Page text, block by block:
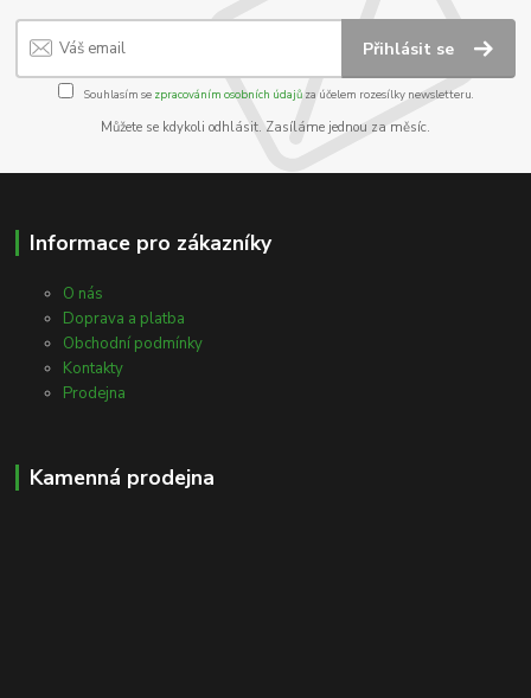
Přihlásit se
Souhlasím se zpracováním osobních údajůza účelem rozesílky newsletteru.
Můžete se kdykoli odhlásit. Zasíláme jednou za měsíc.
Informace pro zákazníky
O nás
Doprava a platba
Obchodní podmínky
Kontakty
Prodejna
Kamenná prodejna